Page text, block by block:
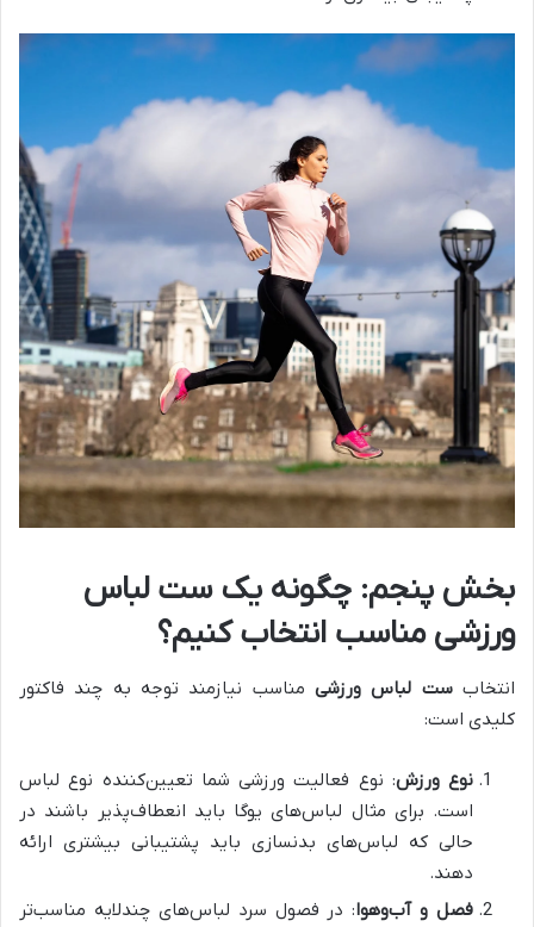
بخش پنجم: چگونه یک ست لباس
ورزشی مناسب انتخاب کنیم؟
انتخابست لباس ورزشی مناسب نیازمند توجه به چند فاکتور
کلیدی است:
نوع ورزش: نوع فعالیت ورزشی شما تعیین‌کننده نوع لباس
است. برای مثال لباس‌های یوگا باید انعطاف‌پذیر باشند در
حالی که لباس‌های بدنسازی باید پشتیبانی بیشتری ارائه
دهند.
فصل و آب‌وهوا: در فصول سرد لباس‌های چندلایه مناسب‌تر